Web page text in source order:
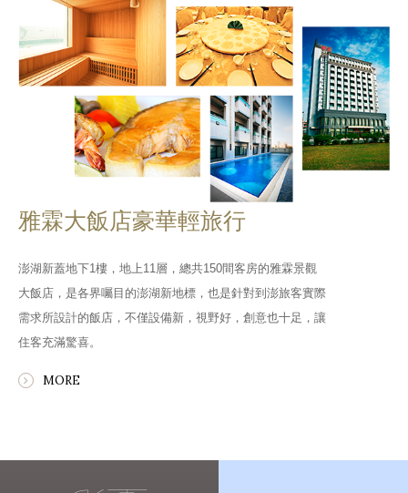
雅霖大飯店豪華輕旅行
澎湖新蓋地下1樓，地上11層，總共150間客房的雅霖景觀
大飯店，是各界囑目的澎湖新地標，也是針對到澎旅客實際
需求所設計的飯店，不僅設備新，視野好，創意也十足，讓
住客充滿驚喜。
MORE